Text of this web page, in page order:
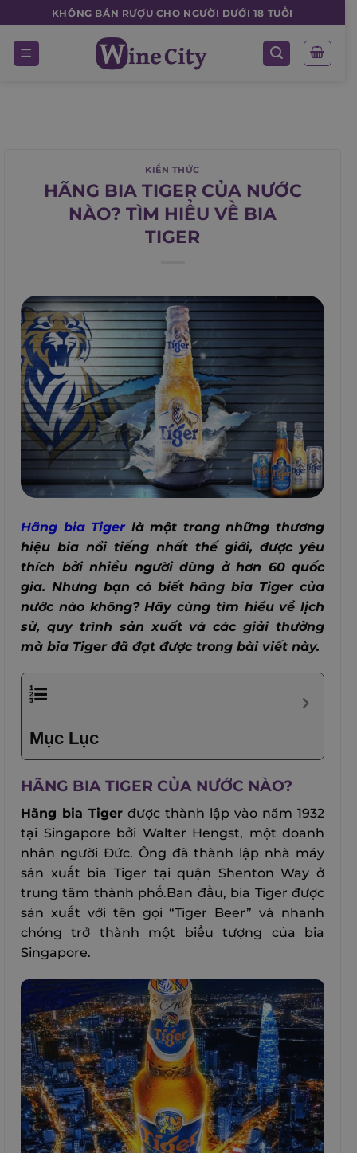
to
content
KHÔNG BÁN RƯỢU CHO NGƯỜI DƯỚI 18 TUỔI
KIẾN THỨC
HÃNG BIA TIGER CỦA NƯỚC
NÀO? TÌM HIỂU VỀ BIA
TIGER
Hãng bia Tigerlà một trong những thương
hiệu bia nổi tiếng nhất thế giới, được yêu
thích bởi nhiều người dùng ở hơn 60 quốc
gia. Nhưng bạn có biết hãng bia Tiger của
nước nào không? Hãy cùng tìm hiểu về lịch
sử, quy trình sản xuất và các giải thưởng
mà bia Tiger đã đạt được trong bài viết này.
Mục Lục
HÃNG BIA TIGER CỦA NƯỚC NÀO?
Hãng bia Tiger được thành lập vào năm 1932
tại Singapore bởi Walter Hengst, một doanh
nhân người Đức. Ông đã thành lập nhà máy
sản xuất bia Tiger tại quận Shenton Way ở
trung tâm thành phố.Ban đầu, bia Tiger được
sản xuất với tên gọi “Tiger Beer” và nhanh
chóng trở thành một biểu tượng của bia
Singapore.